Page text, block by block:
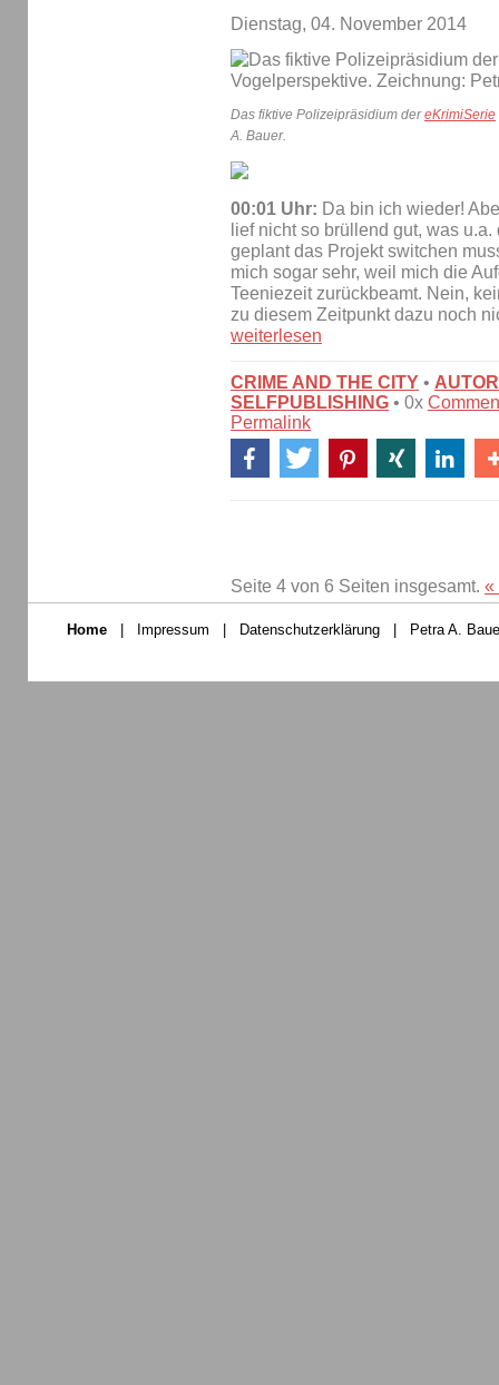
Dienstag, 04. November 2014
Das fiktive Polizeipräsidium dereKrimiSerie
A. Bauer.
00:01 Uhr: Da bin ich wieder!
lief nicht so brüllend gut, was
geplant das Projekt switchen
mich sogar sehr, weil mich die
Teeniezeit zurückbeamt. Nein,
zu diesem Zeitpunkt dazu noch
weiterlesen
CRIME AND THE CITY •
SELFPUBLISHING • 0x
Permalink
Seite 4 von 6 Seiten insgesamt. «
Home Impressum Datenschutzerklärung Petra A.